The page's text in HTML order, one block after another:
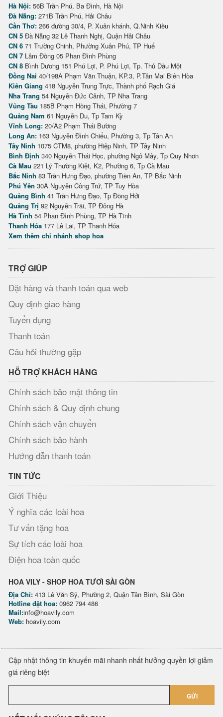
Hà Nội: 56B Trần Phú, Ba Đình, Hà Nội
Đà Nẵng: 271B Trần Phú, Hải Châu
Cần Thơ: 266 đường 30/4, P. Xuân khánh, Q.Ninh Kiều
CN 5 Đà Nẵng 32 Lê Thanh Nghị, Quận Hải Châu
CN 6 71 Trường Chinh, Phường Xuân Phú, TP Huế
CN 7 Lâm Đồng 05 Phan Đình Phùng
CN 8 Bình Dương 151 Phú Lợi, P. Phú Lợi, Tp. Thủ Dầu Một
Đồng Nai 40/198A Phạm Văn Thuận, KP.3, P.Tân Mai Biên Hòa
Kiên Giang 418 Nguyễn Trung Trực, Thành phố Rạch Giá
Nha Trang 54 Nguyễn Đức Cảnh, TP Nha Trang
Vũng Tàu 185B Phạm Hồng Thái, Phường 7
Quảng Nam 61 Nguyễn Du, Tp Tam Kỳ
Vĩnh Long: 20/A2 Phạm Thái Bường
Long An: 163 Nguyễn Đình Chiểu, Phường 3, Tp Tân An
Tây Ninh 1075 CTM8, phường Hiệp Ninh, TP Tây Ninh
Bình Định 340 Nguyễn Thái Học, phường Ngô Mây, Tp Quy Nhơn
Cà Mau 221 Lý Thường Kiệt, K2, Phường 6, Tp Cà Mau
Bắc Ninh 83 Trần Hưng Đạo, phường Tiền An, TP Bắc Ninh
Phú Yên 30A Nguyễn Công Trứ, TP Tuy Hòa
Quảng Bình 41 Trần Hưng Đạo, Tp Đồng Hới
Quảng Trị 92 Nguyễn Trãi, TP Đông Hà
Hà Tĩnh 54 Phan Đình Phùng, TP Hà Tĩnh
Thanh Hóa 177 Lê Lai, TP Thanh Hóa
Xem thêm chi nhánh shop hoa
TRỢ GIÚP
Đặt hàng và thanh toán qua web
Quy định giao hàng
Tuyển dụng
Thanh toán
Câu hỏi thường gặp
HỖ TRỢ KHÁCH HÀNG
Chính sách bảo mật thông tin
Chính sách & Quy định chung
Chính sách vận chuyển
Chính sách bảo hành
Hướng dẫn thanh toán
TIN TỨC
Giới Thiệu
Ý nghĩa các loài hoa
Tư vấn tặng hoa
Sự tích các loài hoa
Điện hoa toàn quốc
HOA VILY - SHOP HOA TƯƠI SÀI GÒN
Địa Chỉ: 413 Lê Văn Sỹ, Phường 2, Quận Tân Bình, Sài Gòn
Hotline đặt hoa: 0962 794 486
Mail:info@hoavily.com
Web: hoavily.com
Cập nhật thông tin khuyến mãi nhanh nhất hưởng quyền lợi giảm
giá riêng biệt
GỬI